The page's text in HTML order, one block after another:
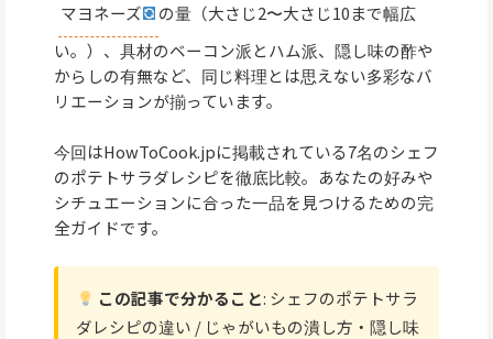
マヨネーズ
の量（大さじ2〜大さじ10まで幅広
い。）、具材のベーコン派とハム派、隠し味の酢や
からしの有無など、同じ料理とは思えない多彩なバ
リエーションが揃っています。
今回はHowToCook.jpに掲載されている7名のシェフ
のポテトサラダレシピを徹底比較。あなたの好みや
シチュエーションに合った一品を見つけるための完
全ガイドです。
この記事で分かること: シェフのポテトサラ
ダレシピの違い / じゃがいもの潰し方・隠し味